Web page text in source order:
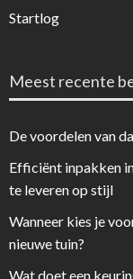
Startlog
Meest recente
De voordelen van
Efficiënt inpakken
te leveren op stijl
Wanneer kies je
nieuwe tuin?
Wat doet een